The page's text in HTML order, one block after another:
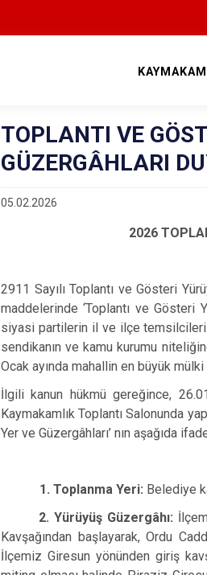
TOPLANTI VE
GÜZERGÂHLARI
05.02.2026
2026
2911 Sayılı Toplantı ve Gösteri
maddelerinde ‘Toplantı ve Gösteri
siyasi partilerin il ve ilçe temsilcileri
sendikanın ve kamu kurumu
Ocak ayında mahallin en büyük
İlgili kanun hükmü gereğince,
Kaymakamlık Toplantı Salonunda
Yer ve Güzergâhları’ nın aşağıda
1. Toplanma Yeri: Belediye
2. Yürüyüş Güzergâhı:
Kavşağından başlayarak, Ordu
İlçemiz Giresun yönünden giriş